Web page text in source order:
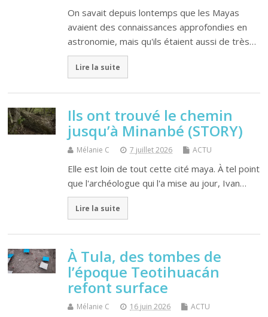
On savait depuis lontemps que les Mayas
avaient des connaissances approfondies en
astronomie, mais qu'ils étaient aussi de très…
Lire la suite
Ils ont trouvé le chemin
jusqu’à Minanbé (STORY)
Mélanie C 7 juillet 2026 ACTU
Elle est loin de tout cette cité maya. À tel point
que l'archéologue qui l'a mise au jour, Ivan…
Lire la suite
À Tula, des tombes de
l’époque Teotihuacán
refont surface
Mélanie C 16 juin 2026 ACTU